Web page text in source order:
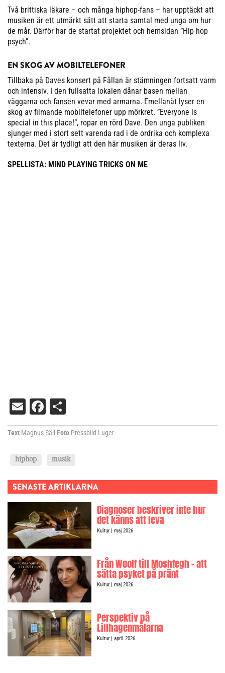
Två brittiska läkare – och många hiphop-fans – har upptäckt att
musiken är ett utmärkt sätt att starta samtal med unga om hur
de mår. Därför har de startat projektet och hemsidan ”Hip hop
psych”.
EN SKOG AV MOBILTELEFONER
Tillbaka på Daves konsert på Fållan är stämningen fortsatt varm
och intensiv. I den fullsatta lokalen dånar basen mellan
väggarna och fansen vevar med armarna. Emellanåt lyser en
skog av filmande mobiltelefoner upp mörkret. ”Everyone is
special in this place!”, ropar en rörd Dave. Den unga publiken
sjunger med i stort sett varenda rad i de ordrika och komplexa
texterna. Det är tydligt att den här musiken är deras liv.
SPELLISTA: MIND PLAYING TRICKS ON ME
EmailFacebook
Text Magnus Säll Foto Pressbild Luger
hiphop musik
SENASTE ARTIKLARNA
Diagnoser beskriver inte hur
det känns att leva
Kultur| maj 2026
Från Woolf till Moshfegh – att
sätta psyket på pränt
Kultur| maj 2026
Perspektiv på
Lillhagenmålarna
Kultur| april 2026